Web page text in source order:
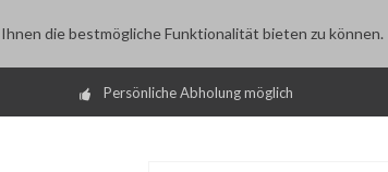
die bestmögliche Funktionalität bieten zu können.
Persönliche Abholung möglich